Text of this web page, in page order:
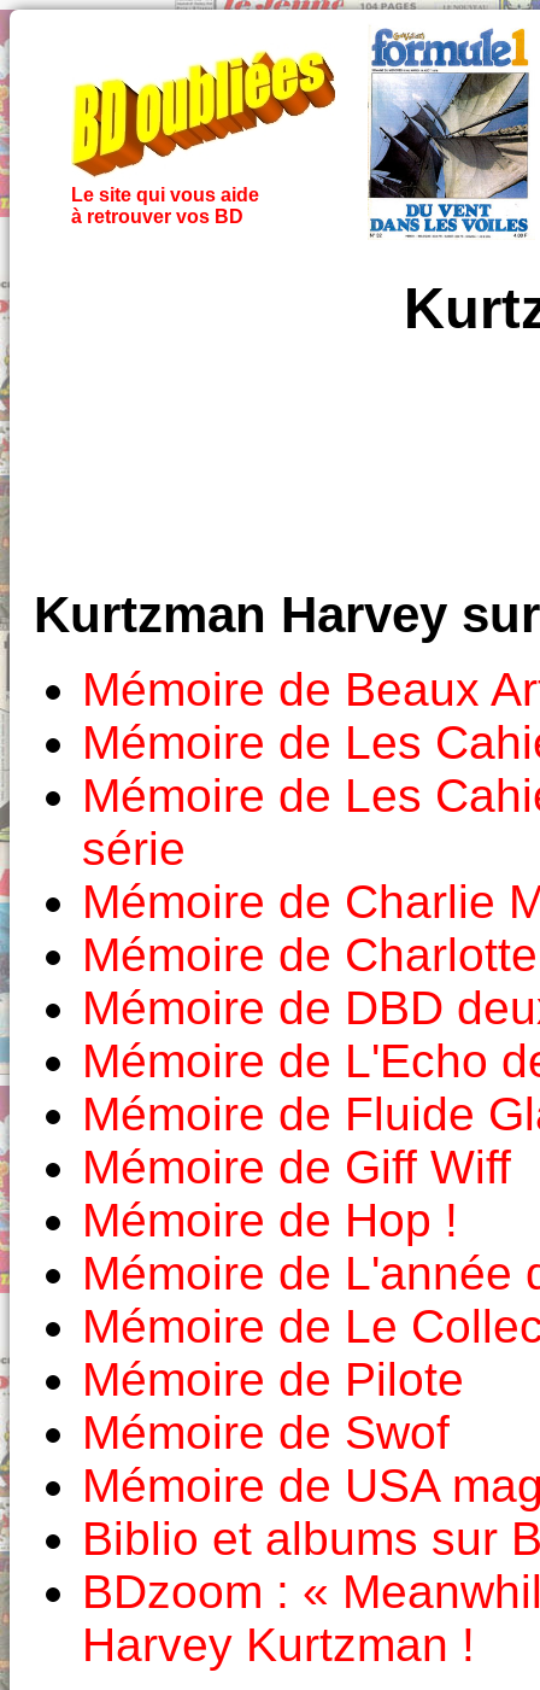
Le site qui vous aide
à retrouver vos BD
Kurtzman Harvey
Mémoire de Beaux
Mémoire de Les
Mémoire de Les
série
Mémoire de Charlie
Mémoire de
Mémoire de DBD
Mémoire de L'Echo
Mémoire de Fluide
Mémoire de Giff Wiff
Mémoire de Hop !
Mémoire de L'année
Mémoire de Le
Mémoire de Pilote
Mémoire de Swof
Mémoire de USA
Biblio et albums sur
BDzoom : «
Harvey Kurtzman !